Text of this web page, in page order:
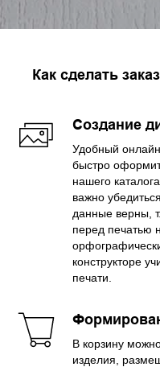
Как сделать
Создание
Удобный
быстро
нашего
важно
данные верны,
перед печатью
конструкторе
печати.
В корзину
изделия,